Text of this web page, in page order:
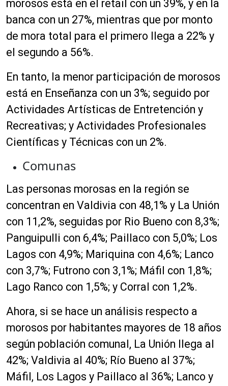
morosos está en el retail con un 39%, y en la
banca con un 27%, mientras que por monto
de mora total para el primero llega a 22% y
el segundo a 56%.
En tanto, la menor participación de morosos
está en Enseñanza con un 3%; seguido por
Actividades Artísticas de Entretención y
Recreativas; y Actividades Profesionales
Científicas y Técnicas con un 2%.
Comunas
Las personas morosas en la región se
concentran en Valdivia con 48,1% y La Unión
con 11,2%, seguidas por Rio Bueno con 8,3%;
Panguipulli con 6,4%; Paillaco con 5,0%; Los
Lagos con 4,9%; Mariquina con 4,6%; Lanco
con 3,7%; Futrono con 3,1%; Máfil con 1,8%;
Lago Ranco con 1,5%; y Corral con 1,2%.
Ahora, si se hace un análisis respecto a
morosos por habitantes mayores de 18 años
según población comunal, La Unión llega al
42%; Valdivia al 40%; Río Bueno al 37%;
Máfil, Los Lagos y Paillaco al 36%; Lanco y